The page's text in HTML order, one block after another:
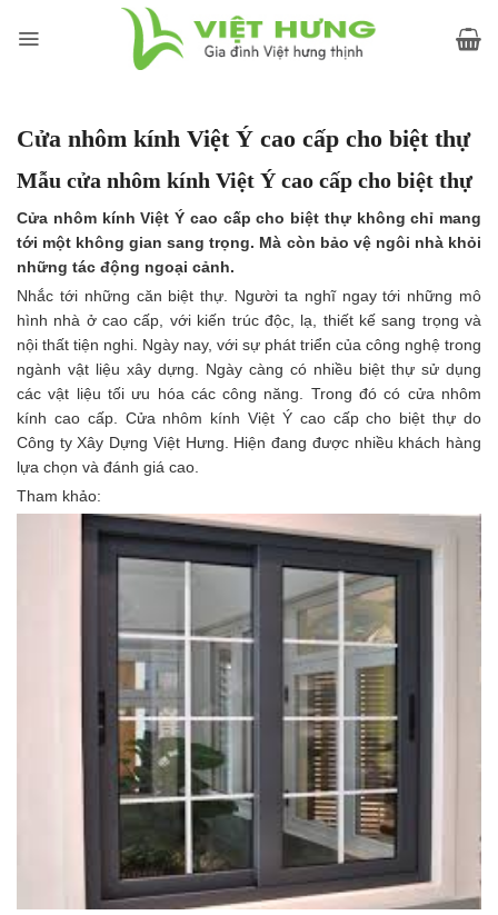
Cửa nhôm kính Việt Ý cao cấp cho biệt thự
Mẫu cửa nhôm kính Việt Ý cao cấp cho biệt thự
Cửa nhôm kính Việt Ý cao cấp cho biệt thự không chỉ mang
tới một không gian sang trọng. Mà còn bảo vệ ngôi nhà khỏi
những tác động ngoại cảnh.
Nhắc tới những căn biệt thự. Người ta nghĩ ngay tới những mô
hình nhà ở cao cấp, với kiến trúc độc, lạ, thiết kế sang trọng và
nội thất tiện nghi. Ngày nay, với sự phát triển của công nghệ trong
ngành vật liệu xây dựng. Ngày càng có nhiều biệt thự sử dụng
các vật liệu tối ưu hóa các công năng. Trong đó có cửa nhôm
kính cao cấp. Cửa nhôm kính Việt Ý cao cấp cho biệt thự do
Công ty Xây Dựng Việt Hưng. Hiện đang được nhiều khách hàng
lựa chọn và đánh giá cao.
Tham khảo: